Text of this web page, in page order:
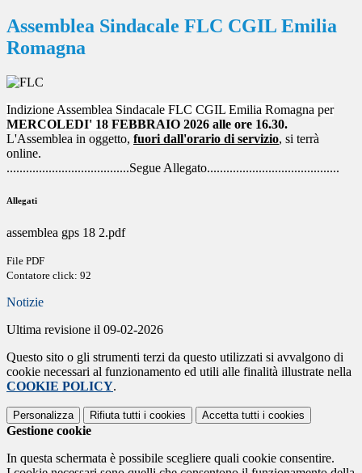
Assemblea Sindacale FLC CGIL Emilia
Romagna
Indizione Assemblea Sindacale FLC CGIL Emilia Romagna per
MERCOLEDI' 18 FEBBRAIO 2026 alle ore 16.30.
L'Assemblea in oggetto, fuori dall'orario di servizio, si terrà
online.
......................................Segue Allegato.........................................
Allegati
assemblea gps 18 2.pdf
File PDF
Contatore click: 92
Notizie
Ultima revisione il 09-02-2026
Questo sito o gli strumenti terzi da questo utilizzati si avvalgono di
cookie necessari al funzionamento ed utili alle finalità illustrate nella
COOKIE POLICY.
Personalizza Rifiuta tutti i cookies Accetta tutti i cookies
Gestione cookie
In questa schermata è possibile scegliere quali cookie consentire.